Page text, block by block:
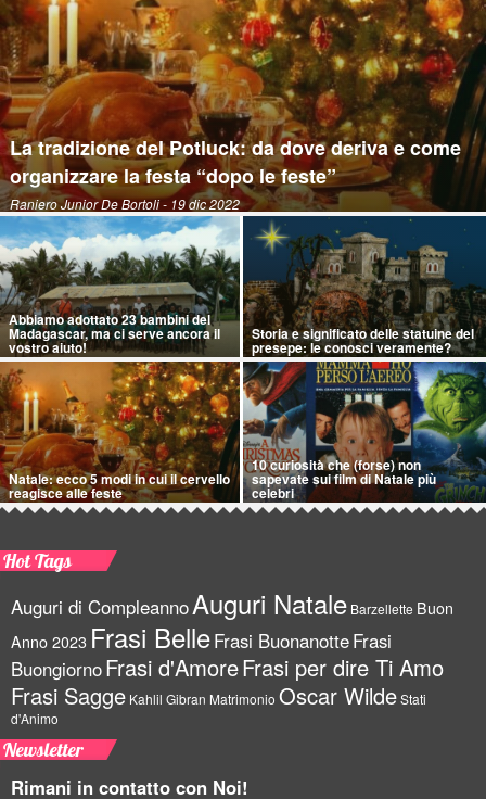
La tradizione del Potluck: da dove deriva e come
organizzare la festa “dopo le feste”
Raniero Junior De Bortoli- 19 dic 2022
Abbiamo adottato 23 bambini del
Madagascar, ma ci serve ancora il
vostro aiuto!
Storia e significato delle statuine del
presepe: le conosci veramente?
Natale: ecco 5 modi in cui il cervello
reagisce alle feste
10 curiosità che (forse) non
sapevate sui film di Natale più
celebri
Hot Tags
Auguri di CompleannoAuguri Natale Barzellette Buon
Anno 2023 Frasi BelleFrasi BuonanotteFrasi
BuongiornoFrasi d'AmoreFrasi per dire Ti Amo
Frasi Sagge Kahlil Gibran Matrimonio Oscar WildeStati
d'Animo
Newsletter
Rimani in contatto con Noi!